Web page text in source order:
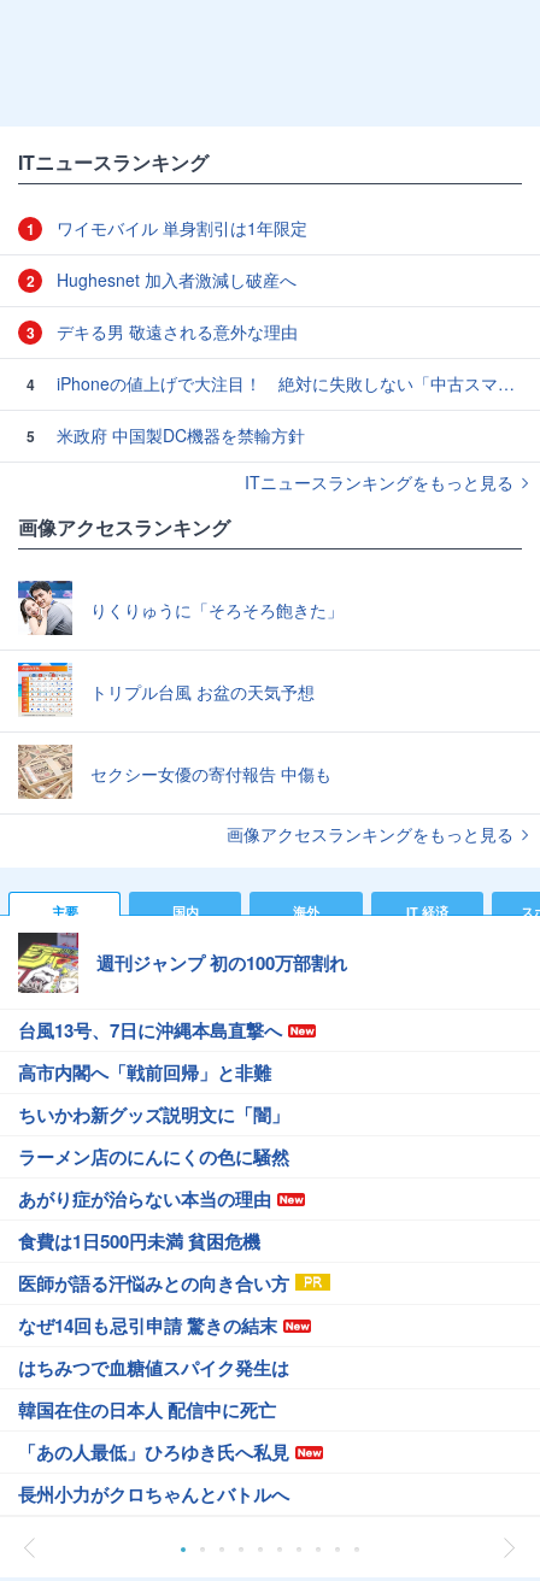
ITニュースランキング
1 ワイモバイル 単身割引は1年限定
2 Hughesnet 加入者激減し破産へ
3 デキる男 敬遠される意外な理由
4 iPhoneの値上げで大注目！ 絶対に失敗しない「中古スマホ」の売り方＆買い方
5
米政府 中国製DC機器を禁輸方針
ITニュースランキングをもっと見る
画像アクセスランキング
りくりゅうに「そろそろ飽きた」
トリプル台風 お盆の天気予想
セクシー女優の寄付報告 中傷も
画像アクセスランキングをもっと見る
主要 国内 海外 IT 経済 ス
週刊ジャンプ 初の100万部割れ
台風13号、7日に沖縄本島直撃へ
高市内閣へ「戦前回帰」と非難
ちいかわ新グッズ説明文に「闇」
ラーメン店のにんにくの色に騒然
あがり症が治らない本当の理由
食費は1日500円未満 貧困危機
医師が語る汗悩みとの向き合い方
なぜ14回も忌引申請 驚きの結末
はちみつで血糖値スパイク発生は
韓国在住の日本人 配信中に死亡
「あの人最低」ひろゆき氏へ私見
長州小力がクロちゃんとバトルへ